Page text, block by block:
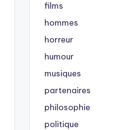
films
hommes
horreur
humour
musiques
partenaires
philosophie
politique